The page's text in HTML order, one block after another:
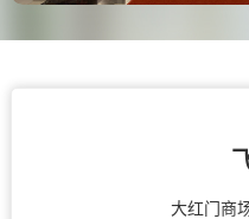
大红门商